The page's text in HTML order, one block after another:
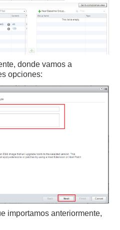
donde vamos a
opciones:
importamos anteriormente,